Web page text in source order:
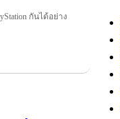
กันได้อย่าง